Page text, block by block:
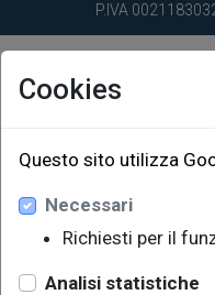
P.IVA
Cookies
Questo sito utilizza
Necessari
Richiesti per il
Analisi statistiche